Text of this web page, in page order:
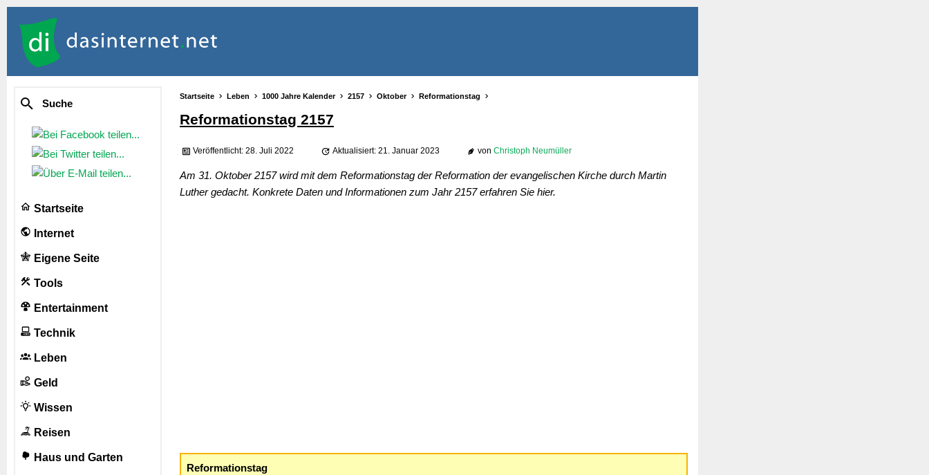
Suche
Startseite
Internet
Eigene Seite
Tools
Entertainment
Technik
Leben
Geld
Wissen
Reisen
Haus und Garten
Startseite Leben 1000 Jahre Kalender 2157 Oktober Reformationstag
Reformationstag 2157
Veröffentlicht: 28. Juli 2022 Aktualisiert: 21. Januar 2023 von Christoph Neumüller
Am 31. Oktober 2157 wird mit dem Reformationstag der Reformation der evangelischen Kirche durch Martin
Luther gedacht. Konkrete Daten und Informationen zum Jahr 2157 erfahren Sie hier.
Reformationstag